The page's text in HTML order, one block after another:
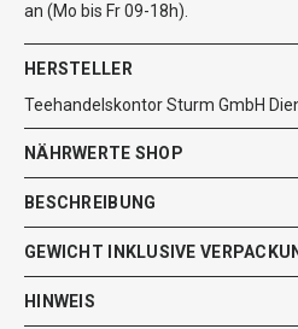
an (Mo bis Fr 09-18h).
HERSTELLER
Teehandelskontor Sturm GmbH
NÄHRWERTE SHOP
BESCHREIBUNG
GEWICHT INKLUSIVE
HINWEIS